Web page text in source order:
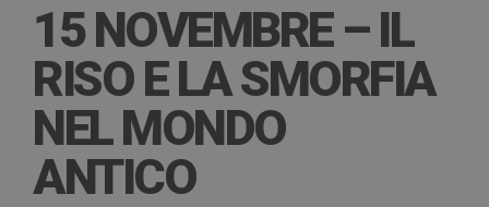
15 NOVEMBRE – IL
RISO E LA SMORFIA
NEL MONDO
ANTICO